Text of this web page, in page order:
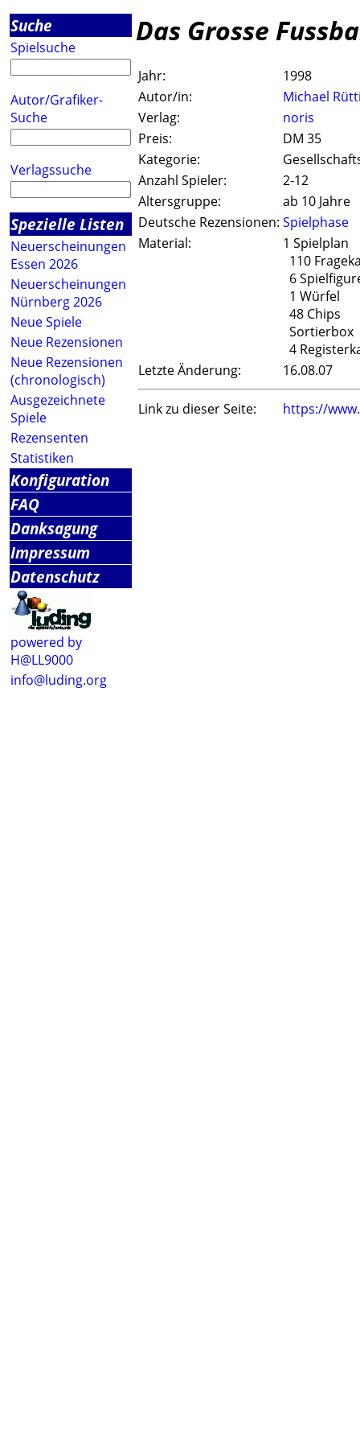
Suche
Spielsuche
Autor/Grafiker-
Suche
Verlagssuche
Spezielle Listen
Neuerscheinungen
Essen 2026
Neuerscheinungen
Nürnberg 2026
Neue Spiele
Neue Rezensionen
Neue Rezensionen
(chronologisch)
Ausgezeichnete
Spiele
Rezensenten
Statistiken
Konfiguration
FAQ
Danksagung
Impressum
Datenschutz
powered by
H@LL9000
info@luding.org
Das Grosse
Jahr:
1998
Autor/in:
Michael
Verlag:
noris
Preis:
DM 35
Kategorie:
Anzahl Spieler:
2-12
Altersgruppe:
ab 10 Jahre
Deutsche Rezensionen: Spielphase
Material:
1 Spielplan
110
6
1 Würfel
48 Chips
Sortierbox
4
Letzte Änderung:
16.08.07
Link zu dieser Seite: https://